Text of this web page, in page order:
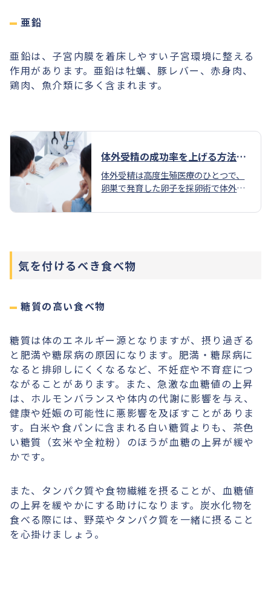
亜鉛
亜鉛は、子宮内膜を着床しやすい子宮環境に整える
作用があります。亜鉛は牡蠣、豚レバー、赤身肉、
鶏肉、魚介類に多く含まれます。
体外受精の成功率を上げる方法
は？生活改善や食べ物について解
説 — 婦人科・不妊治療 torch cli
体外受精は高度生殖医療のひとつで、
卵巣で発育した卵子を採卵術で体外に
す。受精方法は2種類あり、体外受精
気を付けるべき食べ物
糖質の高い食べ物
糖質は体のエネルギー源となりますが、摂り過ぎる
と肥満や糖尿病の原因になります。肥満・糖尿病に
なると排卵しにくくなるなど、不妊症や不育症につ
ながることがあります。また、急激な血糖値の上昇
は、ホルモンバランスや体内の代謝に影響を与え、
健康や妊娠の可能性に悪影響を及ぼすことがありま
す。白米や食パンに含まれる白い糖質よりも、茶色
い糖質（玄米や全粒粉）のほうが血糖の上昇が緩や
かです。
また、タンパク質や食物繊維を摂ることが、血糖値
の上昇を緩やかにする助けになります。炭水化物を
食べる際には、野菜やタンパク質を一緒に摂ること
を心掛けましょう。